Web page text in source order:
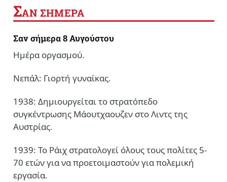
ΣΑΝ ΣΗΜΕΡΑ
Σαν σήμερα 8 Αυγούστου
Ημέρα οργασμού.
Νεπάλ: Γιορτή γυναίκας.
1938: Δημιουργείται το στρατόπεδο
συγκέντρωσης Μάουτχαουζεν στο Λιντς της
Αυστρίας.
1939: Το Ράιχ στρατολογεί όλους τους πολίτες 5-
70 ετών για να προετοιμαστούν για πολεμική
εργασία.